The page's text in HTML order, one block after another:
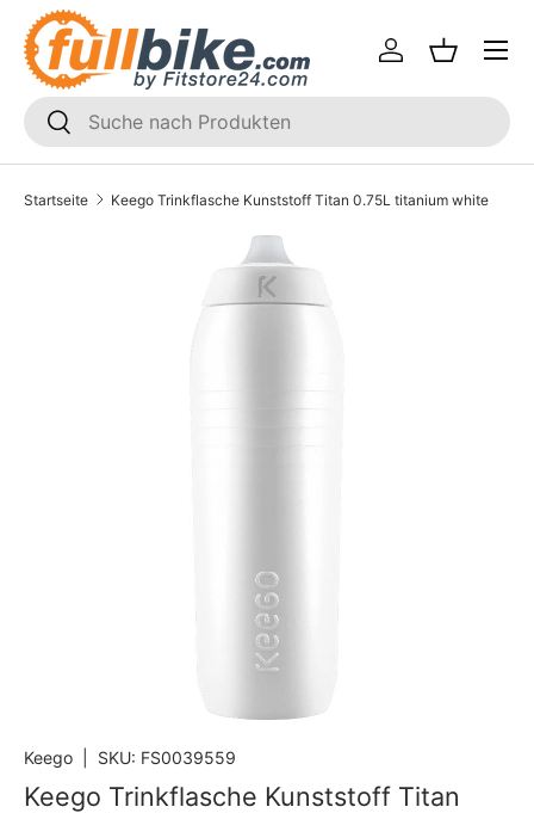
Direkt zum Inhalt
SUCHEN
Suchen
Einloggen
Menü
Startseite Keego Trinkflasche Kunststoff Titan 0.75L titanium white
Translation missing:
Keego SKU: FS0039559
Keego Trinkflasche Kunststoff Titan